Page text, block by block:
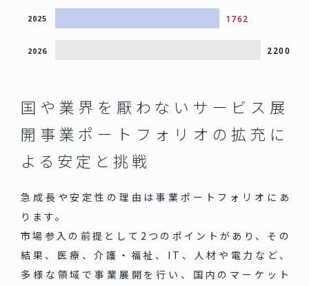
1762
2025
2200
2026
国や業界を厭わないサービス展
開 事業ポートフォリオの拡充に
よる安定と挑戦
急成長や安定性の理由は事業ポートフォリオにあ
ります。
市場参入の前提として2つのポイントがあり、その
結果、医療、介護・福祉、IT、人材や電力など、
多様な領域で事業展開を行い、国内のマーケット